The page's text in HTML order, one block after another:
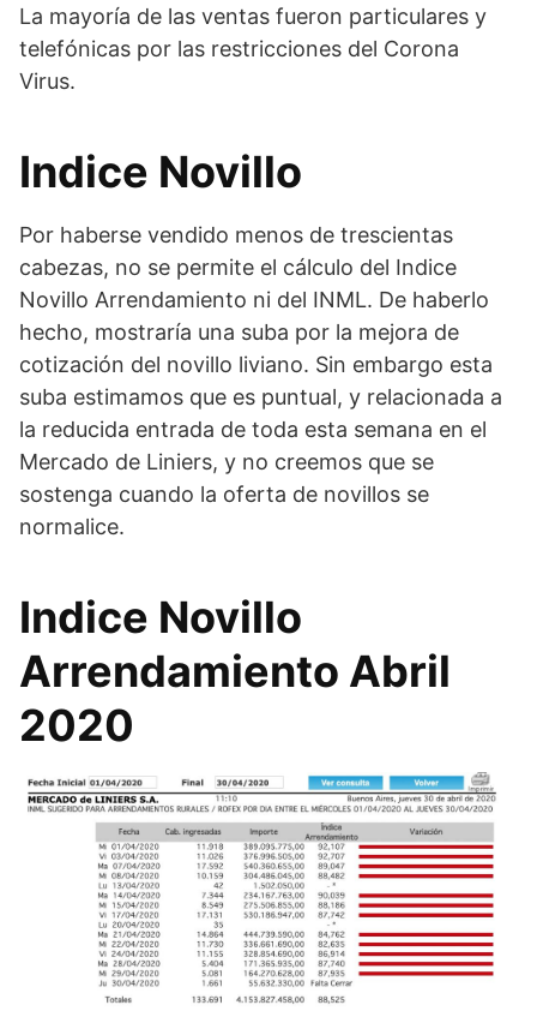
La mayoría de las ventas fueron particulares y
telefónicas por las restricciones del Corona
Virus.
Indice Novillo
Por haberse vendido menos de trescientas
cabezas, no se permite el cálculo del Indice
Novillo Arrendamiento ni del INML. De haberlo
hecho, mostraría una suba por la mejora de
cotización del novillo liviano. Sin embargo esta
suba estimamos que es puntual, y relacionada a
la reducida entrada de toda esta semana en el
Mercado de Liniers, y no creemos que se
sostenga cuando la oferta de novillos se
normalice.
Indice Novillo
Arrendamiento Abril
2020